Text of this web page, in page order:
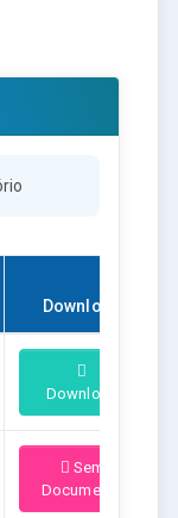
Download
Download
Sem
Documento